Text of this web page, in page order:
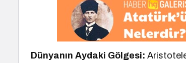
Dünyanın Aydaki Gölgesi: